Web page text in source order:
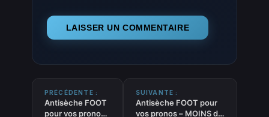
PRÉCÉDENTE :
Antisèche FOOT
pour vos pronos
SUIVANTE :
Antisèche FOOT pour
vos pronos – MOINS de